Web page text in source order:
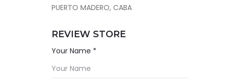
PUERTO MADERO, CABA
REVIEW STORE
Your Name *